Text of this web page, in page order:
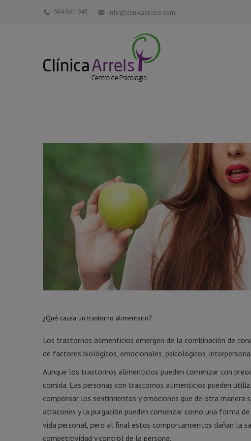
964 861 943 info@clinicaarrels.com
¿Qué causa un trastorno alimentario?
Los trastornos alimenticios emergen de la combinación de
de factores biológicos, emocionales, psicológicos,
Aunque los trastornos alimenticios pueden comenzar con
comida. Las personas con trastornos alimenticios pueden
compensar los sentimientos y emociones que de otra
atracones y la purgación pueden comenzar como una forma
vida personal, pero al final estos comportamientos dañan la
competitividad y control de la persona.